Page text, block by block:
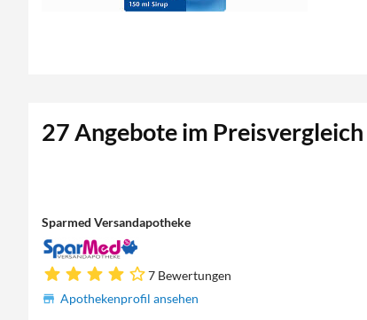
27 Angebote im Preisvergleich
Sparmed Versandapotheke
7 Bewertungen
Apothekenprofil ansehen